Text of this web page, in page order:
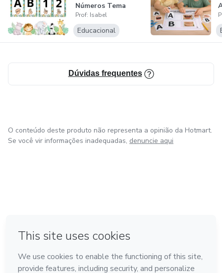
Números Tema
Safari (PDF...
Prof: Isabel
Educacional
Dúvidas frequentes
O conteúdo deste produto não representa a opinião da Hotmart.
Se você vir informações inadequadas, denuncie aqui
Feito com ❤ em Bogotá